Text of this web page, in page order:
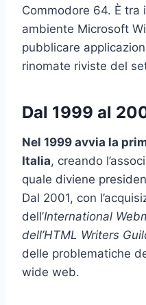
Commodore 64. È tra
ambiente Microsoft
pubblicare
rinomate riviste del
Dal 1999 al
Nel 1999 avvia la
Italia, creando
quale diviene
Dal 2001, con
dell’International
dell’HTML Writers
delle problematiche
wide web.